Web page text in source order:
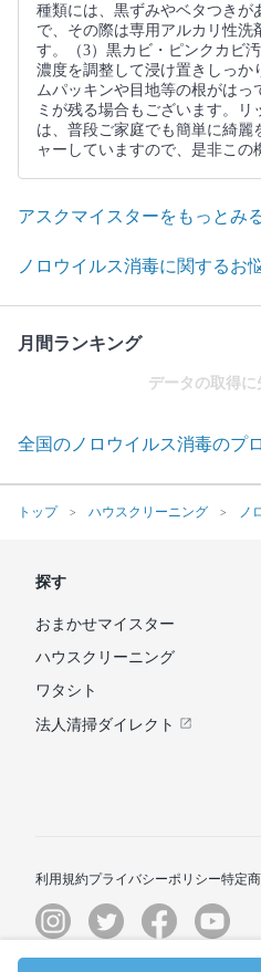
種類には、黒ずみやベタつきが
で、その際は専用アルカリ性洗
す。（3）黒カビ・ピンクカビ
濃度を調整して浸け置きしっか
ムパッキンや目地等の根がは
ミが残る場合もございます。
は、普段ご家庭でも簡単に綺麗
ャーしていますので、是非この
アスクマイスターをもっとみ
ノロウイルス消毒に関するお
月間ランキング
データの取得に
全国のノロウイルス消毒のプ
トップ ハウスクリーニング ノ
探す
おまかせマイスター
ハウスクリーニング
ワタシト
法人清掃ダイレクト
利用規約プライバシーポリシー特定